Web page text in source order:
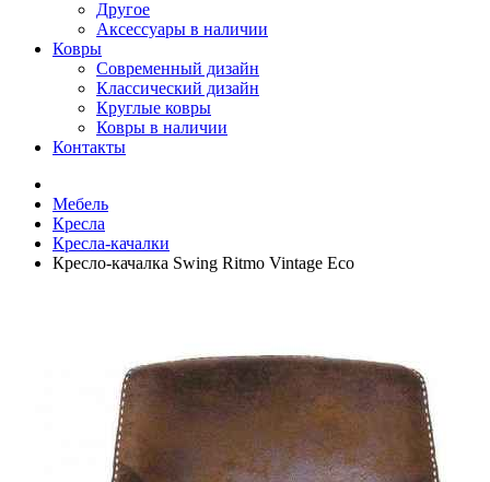
Другое
Аксессуары в наличии
Ковры
Современный дизайн
Классический дизайн
Круглые ковры
Ковры в наличии
Контакты
Мебель
Кресла
Кресла-качалки
Кресло-качалка Swing Ritmo Vintage Eco